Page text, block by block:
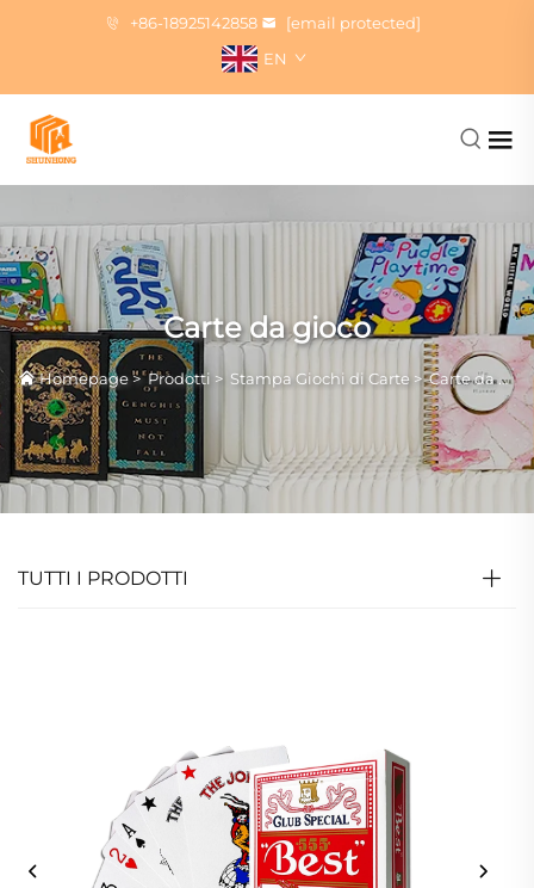
+86-18925142858
[email protected]
EN
Carte da gioco
Homepage>Prodotti > Stampa Giochi di Carte >Carte da gioco
TUTTI I PRODOTTI